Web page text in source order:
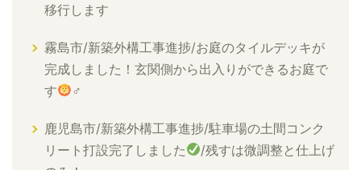
移行します
霧島市/新築外構工事進捗/お庭のタイルデッキが
完成しました！玄関側から出入りができるお庭で
す
‍♂
鹿児島市/新築外構工事進捗/駐車場の土間コンク
リート打設完了しました
/残すは微調整と仕上げ